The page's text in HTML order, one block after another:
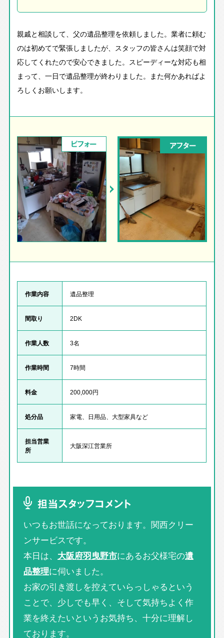
親戚と相談して、父の遺品整理を依頼しました。業者に頼む
のは初めてで緊張しましたが、スタッフの皆さんは笑顔で対
応してくれたので安心できました。スピーディーな対応も相
まって、一日で遺品整理が終わりました。また何かあればよ
ろしくお願いします。
ビフォー アフター
作業内容 遺品整理
間取り 2DK
作業人数 3名
作業時間 7時間
料金 200,000円
処分品 家電、日用品、大型家具など
担当営業
所
大阪深江営業所
担当スタッフコメント
いつもお世話になっております。関西クリー
ンサービスです。
本日は、 大阪府羽曳野市にあるお父様宅の遺
品整理に伺いました。
お家の引き渡しを控えていらっしゃるという
ことで、少しでも早く、そして気持ちよく作
業を終えたいというお気持ち、十分に理解し
ております。